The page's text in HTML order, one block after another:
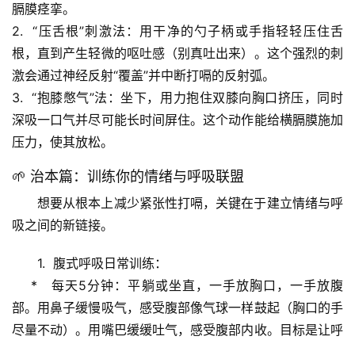
首
页
专
列
然
万
膈膜痉挛。
2. “压舌根”刺激法 ：用干净的勺子柄或手指轻轻压住舌
根，直到产生轻微的呕吐感（别真吐出来）。这个强烈的刺
激会通过神经反射“覆盖”并中断打嗝的反射弧。
3. “抱膝憋气”法 ：坐下，用力抱住双膝向胸口挤压，同时
深吸一口气并尽可能长时间屏住。这个动作能给横膈膜施加
压力，使其放松。
🌱 治本篇：训练你的情绪与呼吸联盟
想要从根本上减少紧张性打嗝，关键在于建立情绪与呼
吸之间的新链接。
1. 腹式呼吸日常训练 ：
    *
每天5分钟 ：平躺或坐直，一手放胸口，一手放腹
部。用鼻子缓慢吸气，感受腹部像气球一样鼓起（胸口的手
尽量不动）。用嘴巴缓缓吐气，感受腹部内收。目标是让呼